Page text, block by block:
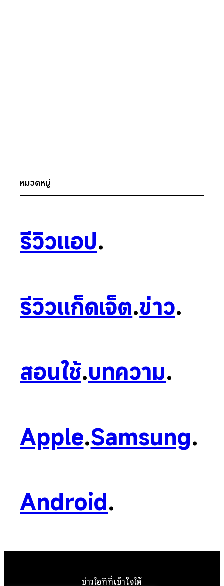
หมวดหมู่
รีวิวแอป.
รีวิวแก็ดเจ็ต.ข่าว.
สอนใช้.บทความ.
Apple.Samsung.
Android.
ข่าวไอทีที่เข้าใจได้